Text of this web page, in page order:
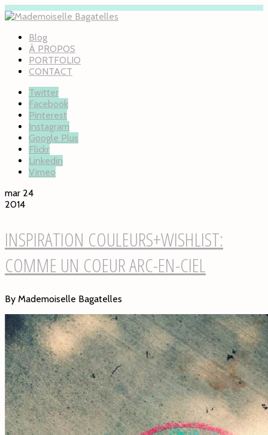
Blog
À PROPOS
PORTFOLIO
CONTACT
Twitter
Facebook
Pinterest
Instagram
Google Plus
Flickr
Linkedin
Vimeo
mar 24
2014
INSPIRATION COULEURS+WISHLIST:
COMME UN COEUR ARC-EN-CIEL
By Mademoiselle Bagatelles